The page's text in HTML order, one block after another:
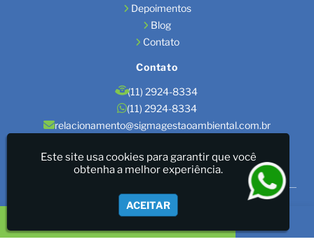
Depoimentos
Blog
Contato
Contato
(11) 2924-8334
(11) 2924-8334
relacionamento@sigmagestaoambiental.com.br
Localização
São Paulo / SP
Sigma Gestão Ambiental - LICENÇAS AMBIENTAIS/GESTÃO
DE RESÍDUOS/LAUDOS
Este site usa cookies para garantir que você
obtenha a melhor experiência.
ACEITAR